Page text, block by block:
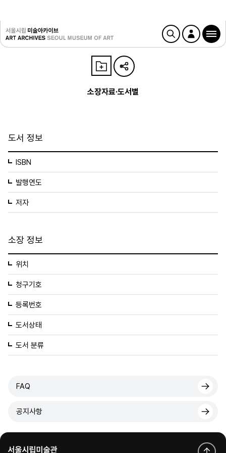
소장자료·도서별
도서 정보
ISBN
발행연도
저자
소장 정보
위치
청구기호
등록번호
도서상태
도서 분류
FAQ
공지사항